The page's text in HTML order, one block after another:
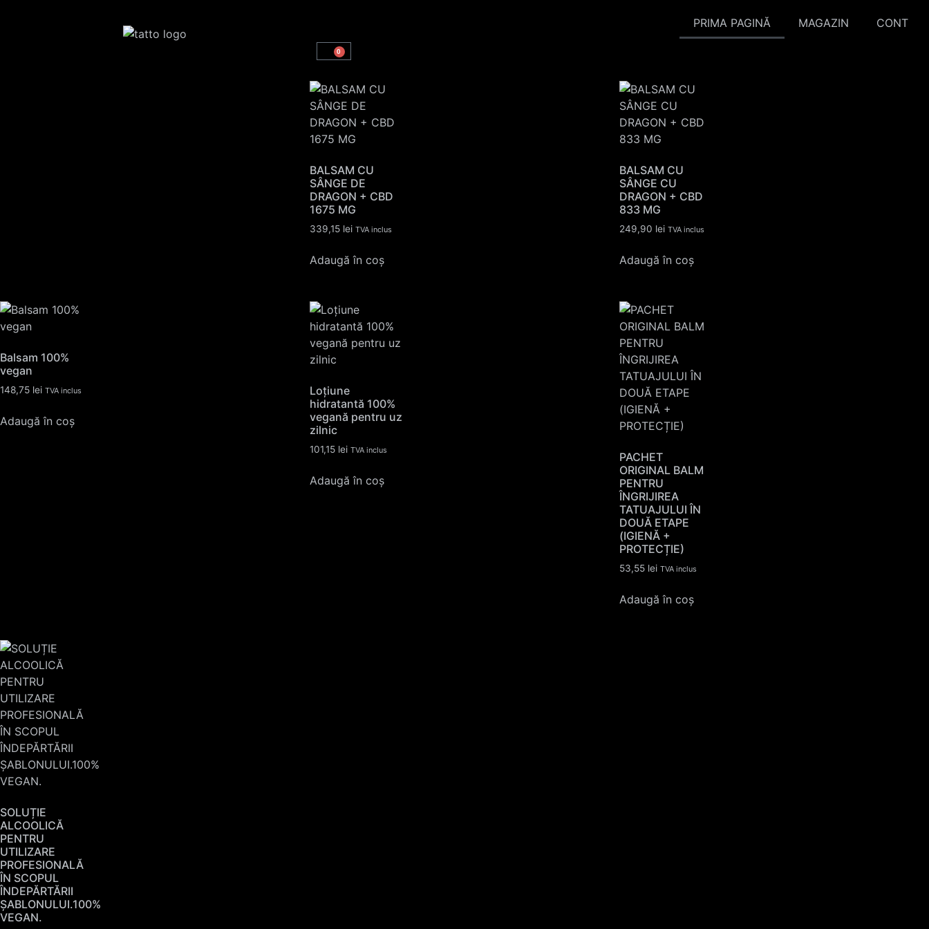
PRIMA PAGINĂ MAGAZIN CONT
0
BALSAM CU
SÂNGE DE
DRAGON + CBD
1675 MG
339,15 lei TVA inclus
Adaugă în coș
BALSAM CU
SÂNGE CU
DRAGON + CBD
833 MG
249,90 lei TVA inclus
Adaugă în coș
Balsam 100%
vegan
148,75 lei TVA inclus
Adaugă în coș
Loțiune
hidratantă 100%
vegană pentru uz
zilnic
101,15 lei TVA inclus
Adaugă în coș
PACHET
ORIGINAL BALM
PENTRU
ÎNGRIJIREA
TATUAJULUI ÎN
DOUĂ ETAPE
(IGIENĂ +
PROTECȚIE)
53,55 lei TVA inclus
Adaugă în coș
SOLUȚIE
ALCOOLICĂ
PENTRU
UTILIZARE
PROFESIONALĂ
ÎN SCOPUL
ÎNDEPĂRTĂRII
ȘABLONULUI.100%
VEGAN.